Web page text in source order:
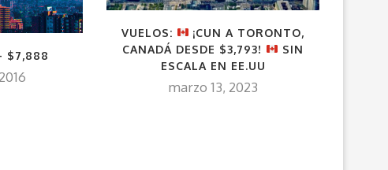
$7,888
VUELOS:
¡CUN A TORONTO,
CANADÁ DESDE $3,793!
SIN
ESCALA EN EE.UU
marzo 13, 2023